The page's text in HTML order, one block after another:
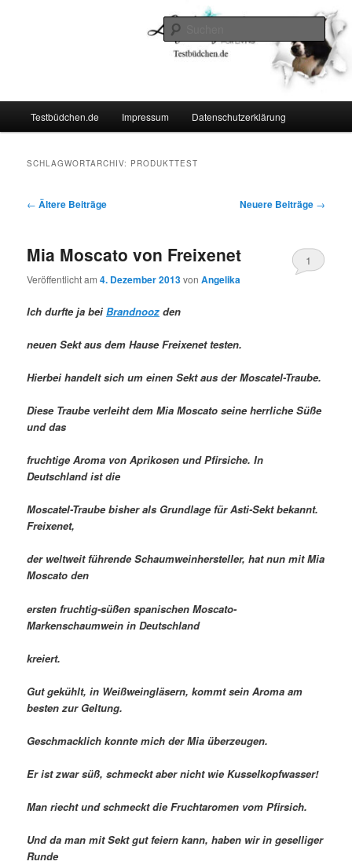
Testbüdchen.de Impressum Datenschutzerklärung
SCHLAGWORTARCHIV: PRODUKTTEST
Beitragsnavigation
← Ältere Beiträge Neuere Beiträge →
Mia Moscato von Freixenet
Veröffentlicht am4. Dezember 2013vonAngelika
1
Ich durfte ja beiBrandnooz den
neuen Sekt aus dem Hause Freixenet testen.
Hierbei handelt sich um einen Sekt aus der Moscatel-Traube.
Diese Traube verleiht dem Mia Moscato seine herrliche Süße
und das
fruchtige Aroma von Aprikosen und Pfirsiche. In
Deutschland ist die
Moscatel-Traube bisher als Grundlage für Asti-Sekt bekannt.
Freixenet,
der weltweit führende Schaumweinhersteller, hat nun mit Mia
Moscato den
ersten fruchtig-süßen spanischen Moscato-
Markenschaumwein in Deutschland
kreiert.
Gut gekühlt, in Weißweingläsern, kommt sein Aroma am
besten zur Geltung.
Geschmacklich konnte mich der Mia überzeugen.
Er ist zwar süß, schmeckt aber nicht wie Kusselkopfwasser!
Man riecht und schmeckt die Fruchtaromen vom Pfirsich.
Und da man mit Sekt gut feiern kann, haben wir in geselliger
Runde